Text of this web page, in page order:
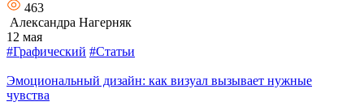
463
Александра Нагерняк
12 мая
#Графический #Статьи
Эмоциональный дизайн: как визуал вызывает нужные
чувства